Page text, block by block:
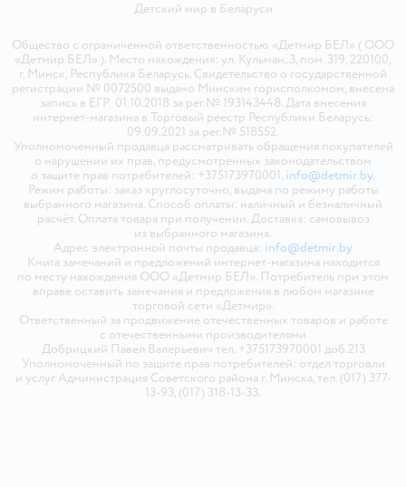
Детский мир в Беларуси
Общество с ограниченной ответственностью «Детмир БЕЛ» ( ООО
«Детмир БЕЛ» ). Место нахождения: ул. Кульман, 3, пом. 319, 220100,
г. Минск, Республика Беларусь. Свидетельство о государственной
регистрации № 0072500 выдано Минским горисполкомом, внесена
запись в ЕГР 01.10.2018 за рег.№ 193143448. Дата внесения
интернет-магазина в Торговый реестр Республики Беларусь:
09.09.2021 за рег.№ 518552.
Уполномоченный продавца рассматривать обращения покупателей
о нарушении их прав, предусмотренных законодательством
о защите прав потребителей: +375173970001, info@detmir.by.
Режим работы: заказ круглосуточно, выдача по режиму работы
выбранного магазина. Способ оплаты: наличный и безналичный
расчёт. Оплата товара при получении. Доставка: самовывоз
из выбранного магазина.
Адрес электронной почты продавца: info@detmir.by
Книга замечаний и предложений интернет-магазина находится
по месту нахождения ООО «Детмир БЕЛ». Потребитель при этом
вправе оставить замечания и предложения в любом магазине
торговой сети «Детмир».
Ответственный за продвижение отечественных товаров и работе
с отечественными производителями
Добрицкий Павел Валерьевич тел. +375173970001 доб.213
Уполномоченный по защите прав потребителей: отдел торговли
и услуг Администрация Советского района г. Минска, тел. (017) 377-
13-93, (017) 318-13-33.